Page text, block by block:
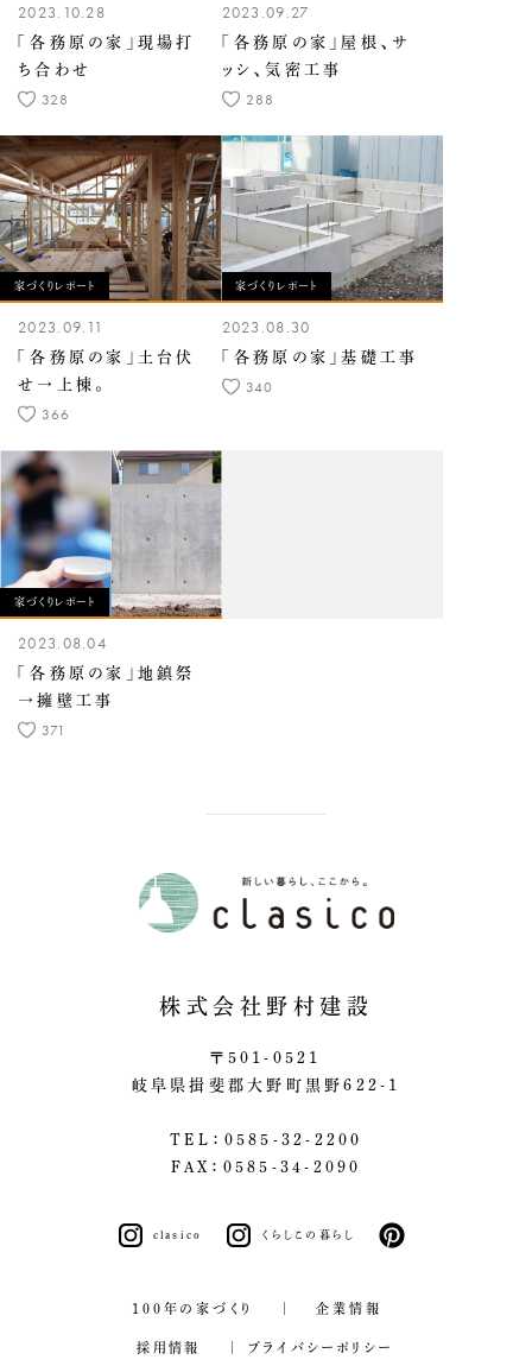
2023.10.28
「各務原の家」現場打
ち合わせ
328
2023.09.27
「各務原の家」屋根、サ
ッシ、気密工事
288
家づくりレポート
2023.09.11
「各務原の家」土台伏
せ→上棟。
366
家づくりレポート
2023.08.30
「各務原の家」基礎工事
340
家づくりレポート
2023.08.04
「各務原の家」地鎮祭
→擁壁工事
371
株式会社野村建設
〒501-0521
岐阜県揖斐郡大野町黒野622-1
TEL：0585-32-2200
FAX：0585-34-2090
clasico くらしこの暮らし
100年の家づくり 企業情報
採用情報 プライバシーポリシー